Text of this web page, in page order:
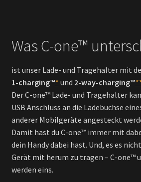
Was C-one™
ist unser Lade- und Tragehalter mit
1-charging™* und 2-way-charging™
Der C-one™ Lade- und Tragehalter
USB Anschluss an die Ladebuchse
anderer Mobilgeräte angesteckt
Damit hast du C-one™ immer mit
dein Handy dabei hast. Und, es es
Gerät mit herum zu tragen – C-one™
werden eins.